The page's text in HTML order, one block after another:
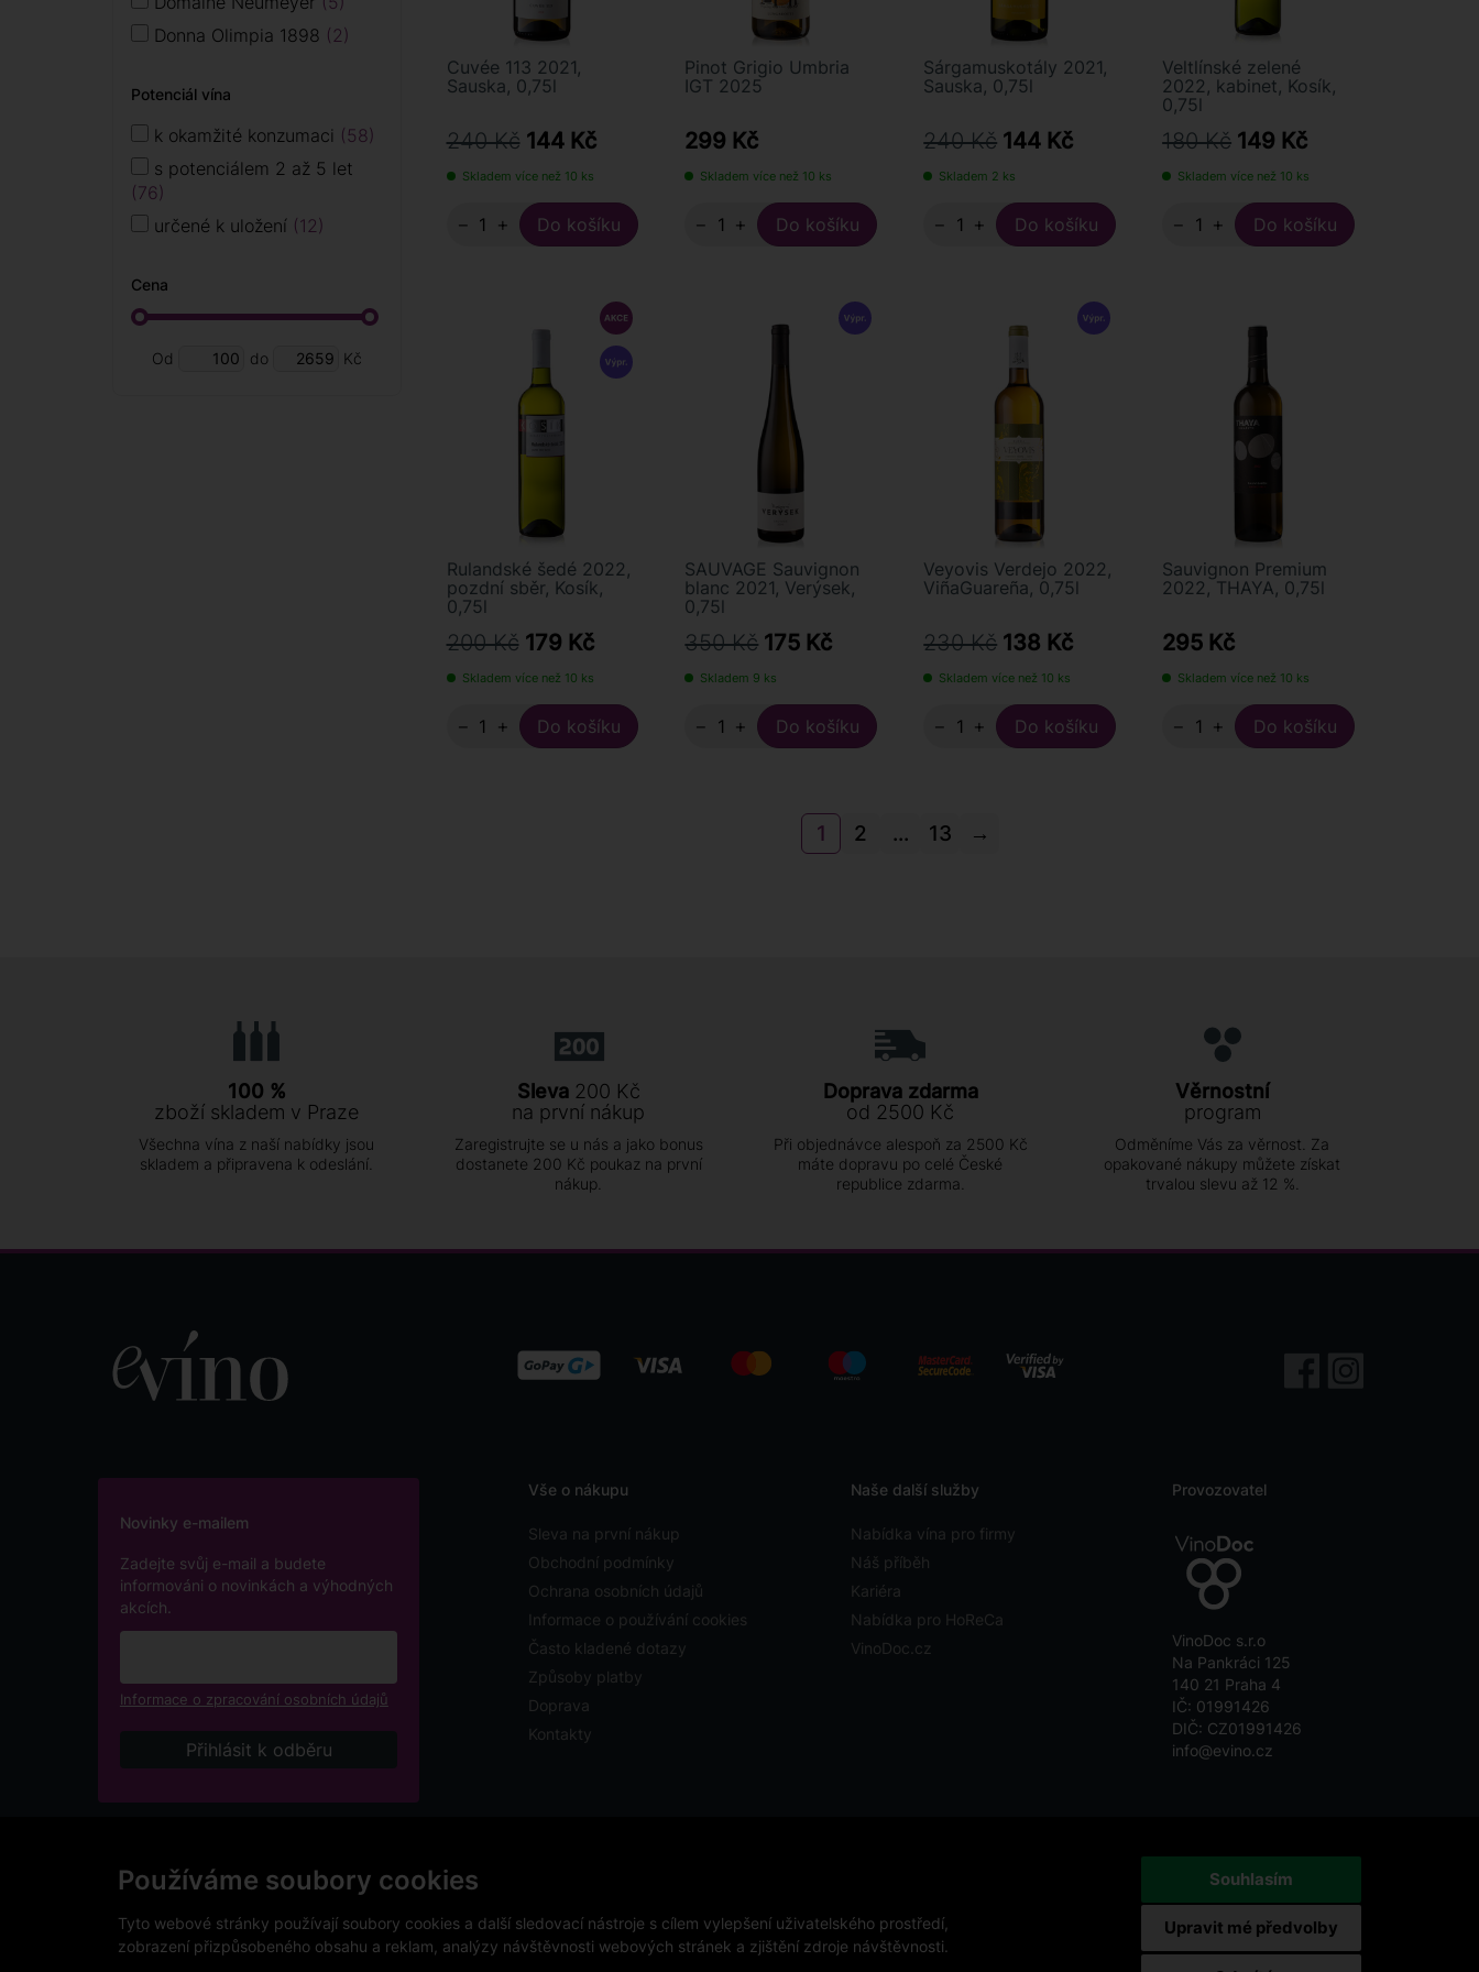
Používáme soubory cookies
Tyto webové stránky používají soubory cookies a další sledovací nástroje s cílem vylepšení uživatelského prostředí,
zobrazení přizpůsobeného obsahu a reklam, analýzy návštěvnosti webových stránek a zjištění zdroje návštěvnosti.
Souhlasím
Upravit mé předvolby
Cuvée 113 2021,
Sauska, 0,75l
240 Kč 144 Kč
Skladem více než 10 ks
− +
Pinot Grigio Umbria
IGT 2025
299 Kč
Skladem více než 10 ks
− +
Sárgamuskotály 2021,
Sauska, 0,75l
240 Kč 144 Kč
Skladem 2 ks
− +
Veltlínské zelené
2022, kabinet, Kosík,
0,75l
180 Kč 149 Kč
Skladem více než 10 ks
− +
Rulandské šedé 2022,
pozdní sběr, Kosík,
0,75l
200 Kč 179 Kč
Skladem více než 10 ks
− +
SAUVAGE Sauvignon
blanc 2021, Verýsek,
0,75l
350 Kč 175 Kč
Skladem 9 ks
− +
Veyovis Verdejo 2022,
ViñaGuareña, 0,75l
230 Kč 138 Kč
Skladem více než 10 ks
− +
Sauvignon Premium
2022, THAYA, 0,75l
295 Kč
Skladem více než 10 ks
− +
1 2 ... 13 →
Sardinie 3
Tokaj
3
Toskánsko 10
Umbrie 5
Donna Olimpia 1898
2
Fattoria Zerbina
Guillaume Vrignaud 4
I Stefanini 2
Krásná hora
La Tunella 9
Malý vinař 2
Weingut Fusser
Potenciál vína
k okamžité konzumaci
58
s potenciálem 2 až 5 let
76
určené k uložení
12
Cena
Od do Kč
100 %
zboží skladem v Praze
Všechna vína z naší nabídky jsou
skladem a připravena k odeslání.
Sleva200 Kč
na první nákup
Zaregistrujte se u nás a jako bonus
dostanete 200 Kč poukaz na první
nákup.
Doprava zdarma
od 2500 Kč
Při objednávce alespoň za 2500 Kč
máte dopravu po celé České
republice zdarma.
Věrnostní
program
Odměníme Vás za věrnost. Za
opakované nákupy můžete získat
trvalou slevu až 12 %.
Vše o nákupu
Sleva na první nákup
Obchodní podmínky
Ochrana osobních údajů
Informace o používání cookies
Často kladené dotazy
Způsoby platby
Doprava
Kontakty
Naše další služby
Nabídka vína pro firmy
Náš příběh
Kariéra
Nabídka pro HoReCa
VinoDoc.cz
Provozovatel
VinoDoc s.r.o
Na Pankráci 125
140 21 Praha 4
IČ: 01991426
DIČ: CZ01991426
info@evino.cz
Novinky e-mailem
Zadejte svůj e-mail a budete
informováni o novinkách a výhodných
akcích.
Informace o zpracování osobních údajů
přijatou tržbu u správce daně online, v případě technického výpadku pak nejpozději do 48 hodin.
V e-shopu eVíno.cz platí zákaz prodeje alkoholických nápojů osobám mladším 18 let.